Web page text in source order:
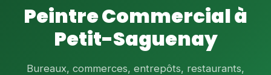
Peintre Commercial à
Petit-Saguenay
Bureaux, commerces, entrepôts, restaurants,